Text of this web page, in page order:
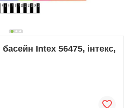
Intex 56475, інтекс,